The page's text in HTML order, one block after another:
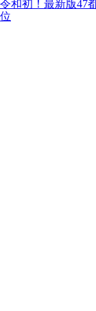
令和初！最新版47
位